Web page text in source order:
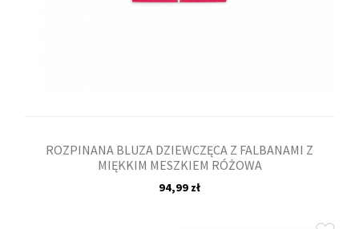
ROZPINANA BLUZA DZIEWCZĘCA Z FALBANAMI Z
MIĘKKIM MESZKIEM RÓŻOWA
94,99 zł